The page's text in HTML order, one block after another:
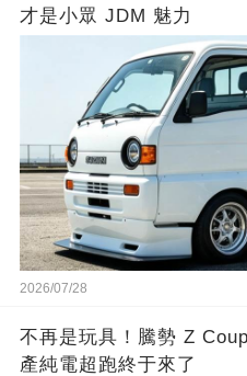
才是小眾 JDM 魅力
2026/07/28
不再是玩具！騰勢 Z
產純電超跑終于來了